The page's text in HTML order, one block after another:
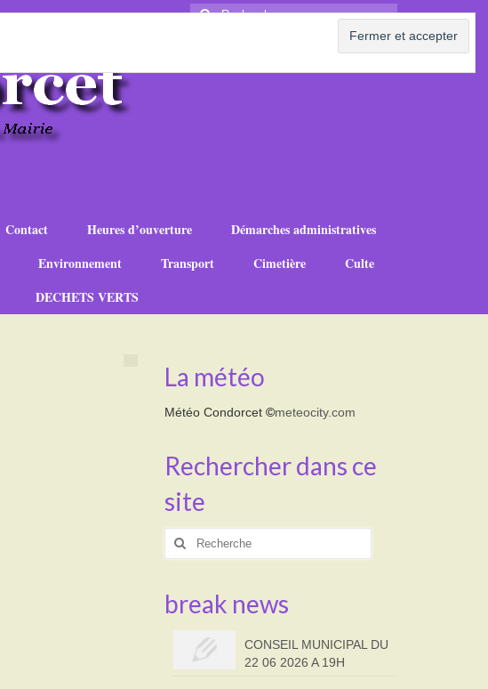
Rechercher
Contact Heures d’ouverture
Démarches administratives
Environnement Transport Cimetière
Culte
DECHETS VERTS
La météo
Météo Condorcet©meteocity.com
Rechercher dans ce
site
Rechercher
break news
CONSEIL MUNICIPAL DU
22 06 2026 A 19H